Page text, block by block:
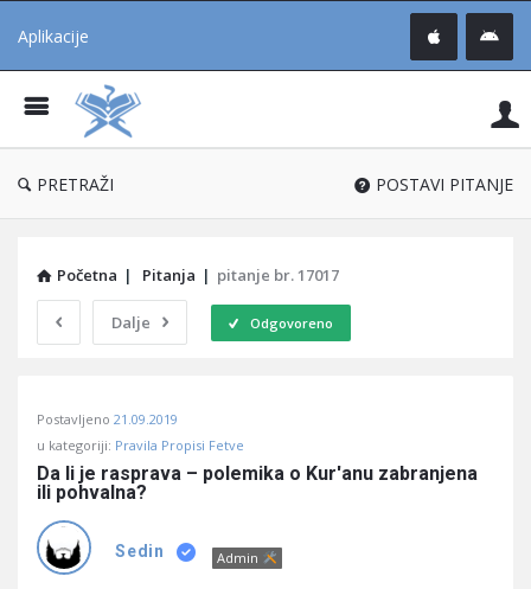
Aplikacije
®
PRETRAŽI POSTAVI PITANJE
Početna | Pitanja | pitanje br. 17017
Dalje Odgovoreno
Učene
Latest
Pitanja
Postavljeno 21.09.2019
u kategoriji: Pravila Propisi Fetve
Da li je rasprava – polemika o Kur'anu zabranjena
ili pohvalna?
Sedin Admin